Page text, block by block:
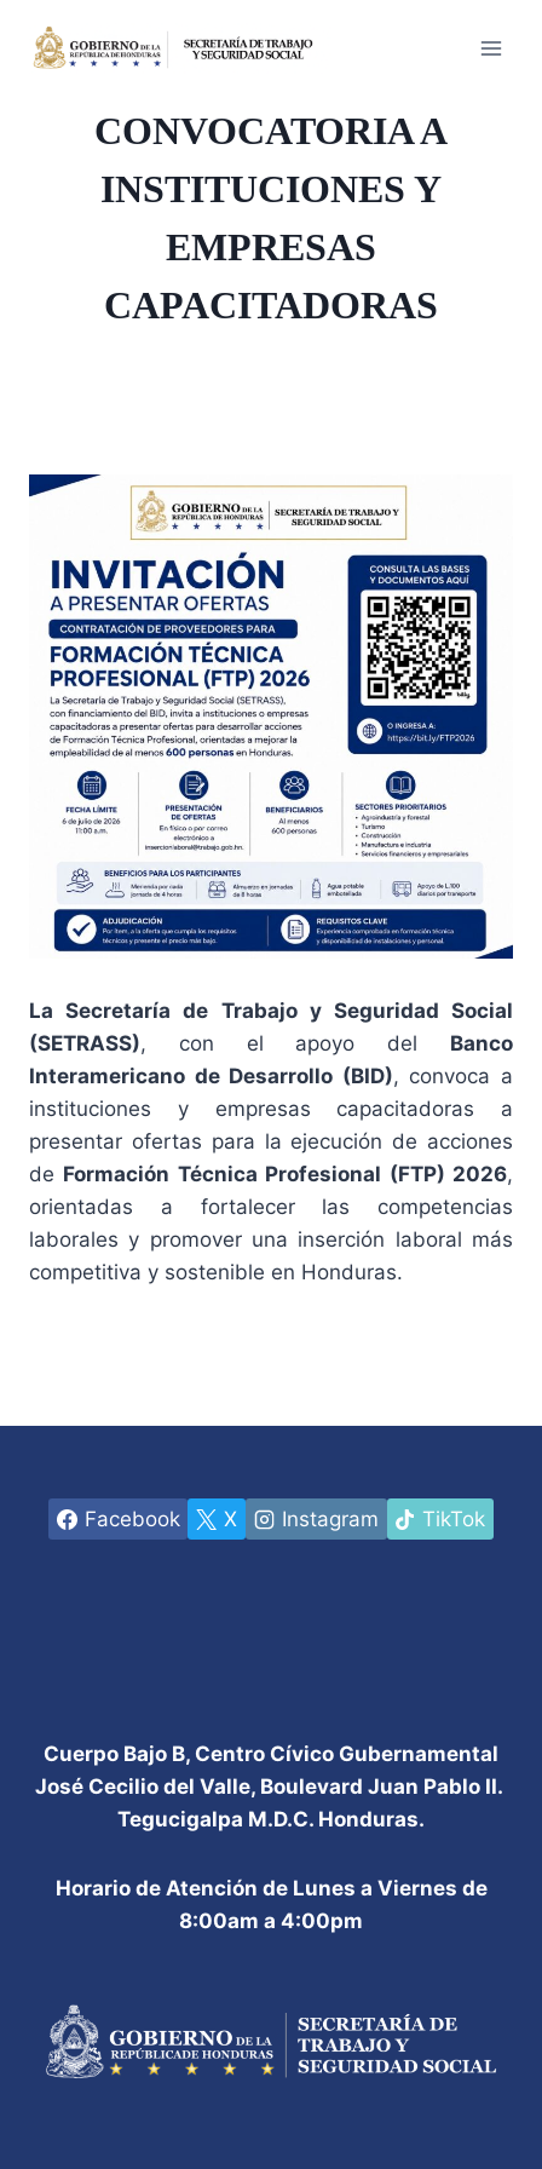
CONVOCATORIA A
INSTITUCIONES Y
EMPRESAS
CAPACITADORAS
La Secretaría de Trabajo y Seguridad Social
(SETRASS), con el apoyo del Banco
Interamericano de Desarrollo (BID), convoca a
instituciones y empresas capacitadoras a
presentar ofertas para la ejecución de acciones
de Formación Técnica Profesional (FTP) 2026,
orientadas a fortalecer las competencias
laborales y promover una inserción laboral más
competitiva y sostenible en Honduras.
Facebook X Instagram TikTok
Cuerpo Bajo B, Centro Cívico Gubernamental
José Cecilio del Valle, Boulevard Juan Pablo II.
Tegucigalpa M.D.C. Honduras.
Horario de Atención de Lunes a Viernes de
8:00am a 4:00pm